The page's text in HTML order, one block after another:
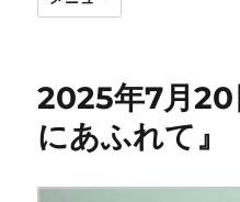
2025年7月20
にあふれて』